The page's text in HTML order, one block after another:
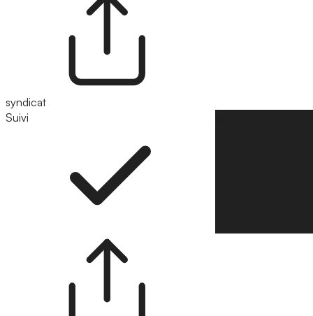
syndicat
Suivi